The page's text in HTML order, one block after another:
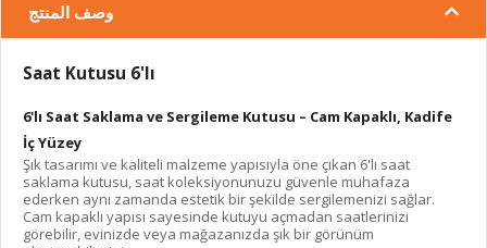
وصف المنتج
Saat Kutusu 6'lı
6'lı Saat Saklama ve Sergileme Kutusu – Cam Kapaklı, Kadife
İç Yüzey
Şık tasarımı ve kaliteli malzeme yapısıyla öne çıkan 6'lı saat
saklama kutusu, saat koleksiyonunuzu güvenle muhafaza
ederken aynı zamanda estetik bir şekilde sergilemenizi sağlar.
Cam kapaklı yapısı sayesinde kutuyu açmadan saatlerinizi
görebilir, evinizde veya mağazanızda şık bir görünüm